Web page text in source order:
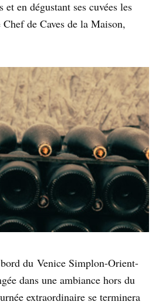
et en dégustant ses cuvées les
de Caves de la Maison,
du Venice Simplon-Orient-
dans une ambiance hors du
extraordinaire se terminera